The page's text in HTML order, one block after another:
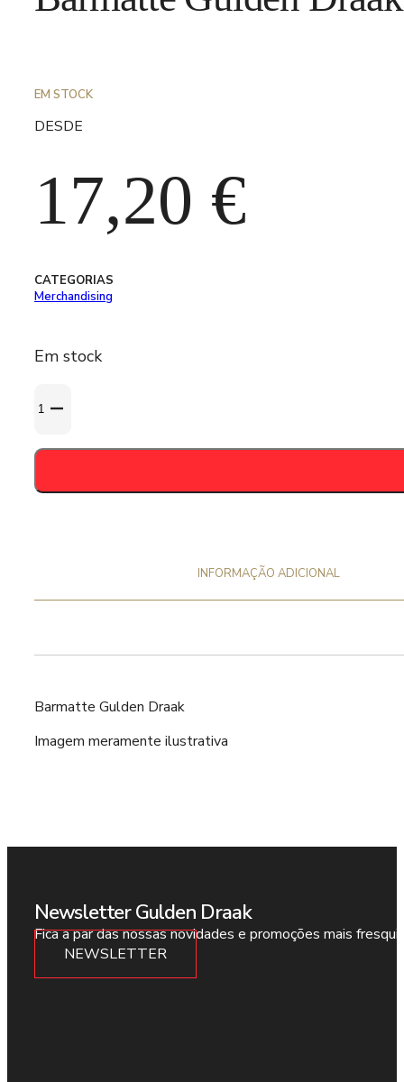
EM STOCK
DESDE
17,20 €
CATEGORIAS
Merchandising
Em stock
de
Gulden
Draak
INFORMAÇÃO ADICIONAL
Barmatte Gulden Draak
Imagem meramente ilustrativa
Newsletter Gulden Draak
Fica a par das nossas novidades e promoções mais
NEWSLETTER